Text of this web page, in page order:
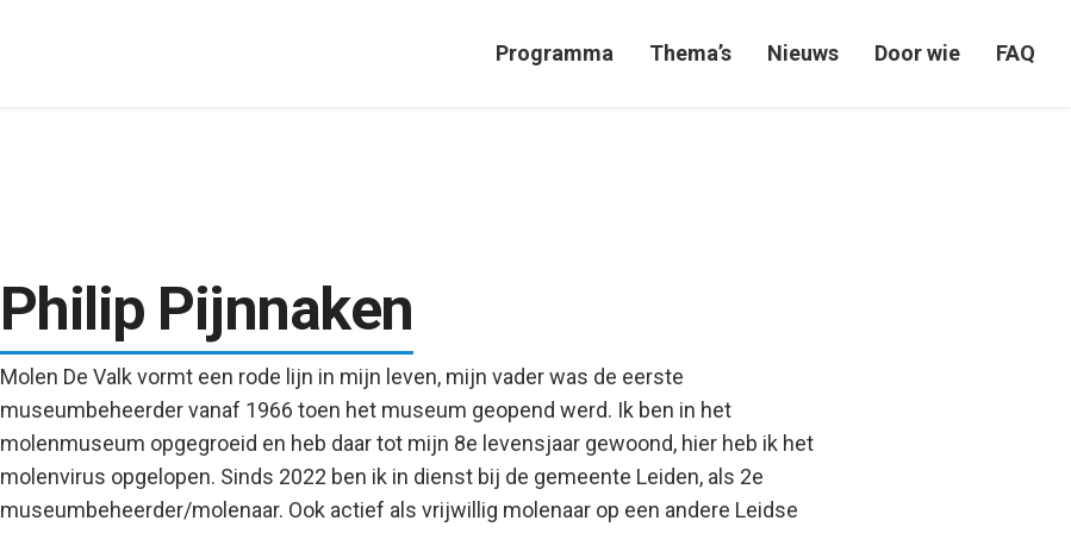
Programma Thema’s Nieuws Door wie FAQ
Philip Pijnnaken
Molen De Valk vormt een rode lijn in mijn leven, mijn vader was de eerste
museumbeheerder vanaf 1966 toen het museum geopend werd. Ik ben in het
molenmuseum opgegroeid en heb daar tot mijn 8e levensjaar gewoond, hier heb ik het
molenvirus opgelopen. Sinds 2022 ben ik in dienst bij de gemeente Leiden, als 2e
museumbeheerder/molenaar. Ook actief als vrijwillig molenaar op een andere Leidse